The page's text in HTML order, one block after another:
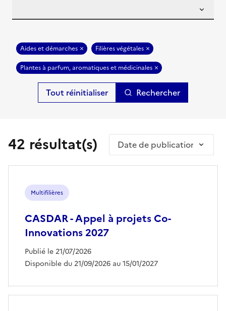
Trier par
Aides et démarches Filières végétales
Plantes à parfum, aromatiques et médicinales
Rechercher
42 résultat(s)
Multifilières
CASDAR - Appel à projets Co-
Innovations 2027
Publié le 21/07/2026
Disponible du 21/09/2026 au 15/01/2027